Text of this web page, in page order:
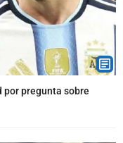
por pregunta sobre